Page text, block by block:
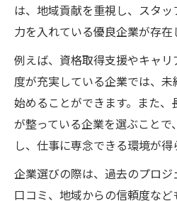
は、地域貢献を重視し、スタ
力を入れている優良企業が存在
例えば、資格取得支援やキャ
度が充実している企業では、
始めることができます。また
が整っている企業を選ぶこと
し、仕事に専念できる環境が得
企業選びの際は、過去のプロ
口コミ、地域からの信頼度な